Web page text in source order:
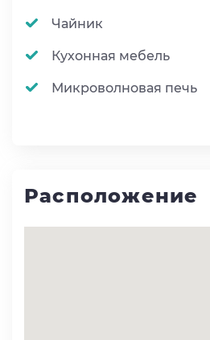
Чайник
Кухонная мебель
Микроволновая печь
Расположение